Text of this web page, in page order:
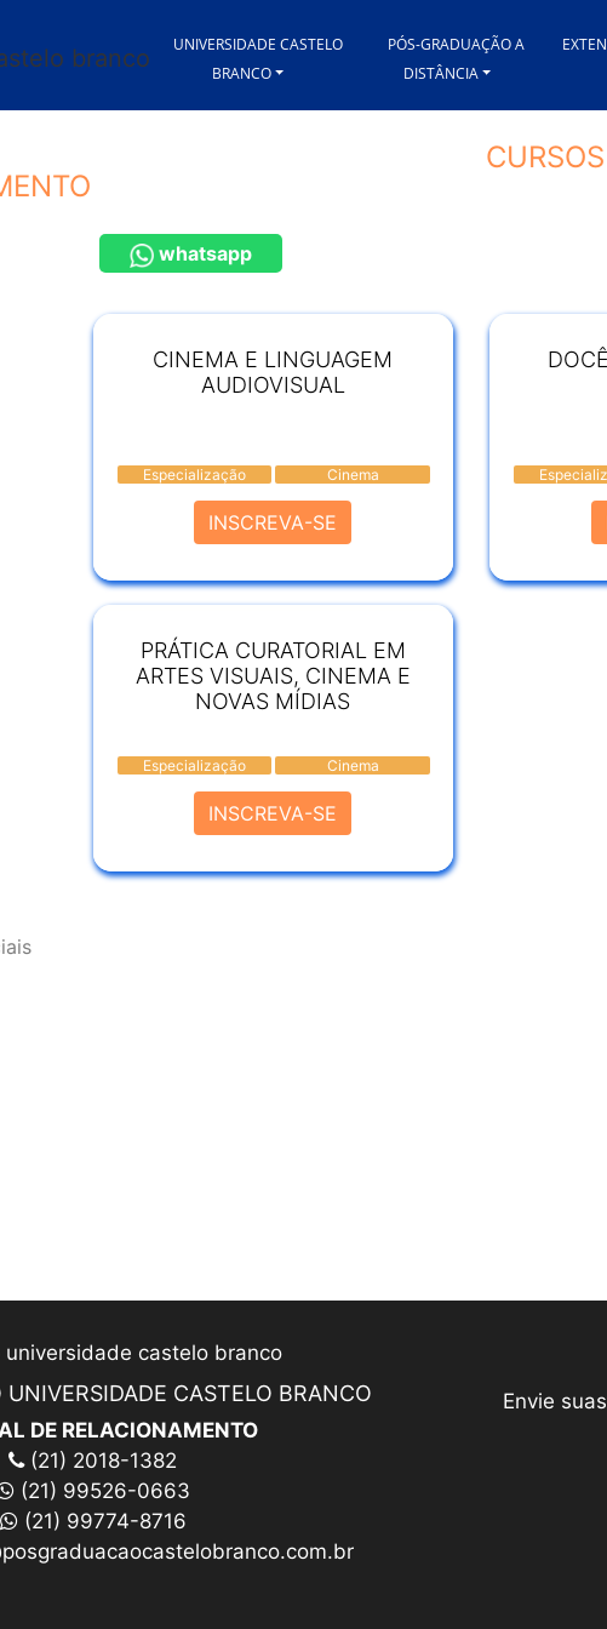
UNIVERSIDADE CASTELO
BRANCO
PÓS-GRADUAÇÃO A
DISTÂNCIA
whatsapp
CINEMA E LINGUAGEM
AUDIOVISUAL
Especialização Cinema
INSCREVA-SE
PRÁTICA CURATORIAL EM
ARTES VISUAIS, CINEMA E
NOVAS MÍDIAS
Especialização Cinema
INSCREVA-SE
UNIVERSIDADE CASTELO BRANCO
DE RELACIONAMENTO
(21) 2018-1382
(21) 99526-0663
(21) 99774-8716
Envie